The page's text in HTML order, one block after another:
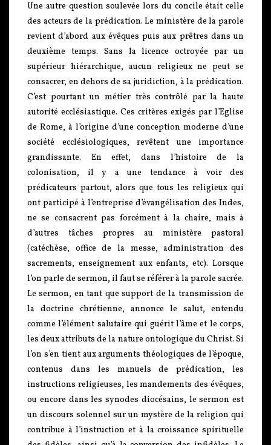
Une autre question soulevée lors du concile était celle
des acteurs de la prédication. Le ministère de la parole
revient d’abord aux évêques puis aux prêtres dans un
deuxième temps. Sans la licence octroyée par un
supérieur hiérarchique, aucun religieux ne peut se
consacrer, en dehors de sa juridiction, à la prédication.
C’est pourtant un métier très contrôlé par la haute
autorité ecclésiastique. Ces critères exigés par l’Eglise
de Rome, à l’origine d’une conception moderne d’une
société ecclésiologiques, revêtent une importance
grandissante. En effet, dans l’histoire de la
colonisation, il y a une tendance à voir des
prédicateurs partout, alors que tous les religieux qui
ont participé à l’entreprise d’évangélisation des Indes,
ne se consacrent pas forcément à la chaire, mais à
d’autres tâches propres au ministère pastoral
(catéchèse, office de la messe, administration des
sacrements, enseignement aux enfants, etc). Lorsque
l’on parle de sermon, il faut se référer à la parole sacrée.
Le sermon, en tant que support de la transmission de
la doctrine chrétienne, annonce le salut, entendu
comme l’élément salutaire qui guérit l’âme et le corps,
les deux attributs de la nature ontologique du Christ. Si
l’on s’en tient aux arguments théologiques de l’époque,
contenus dans les manuels de prédication, les
instructions religieuses, les mandements des évêques,
ou encore dans les synodes diocésains, le sermon est
un discours solennel sur un mystère de la religion qui
contribue à l’instruction et à la croissance spirituelle